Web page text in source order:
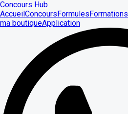
Concours Hub
AccueilConcoursFormulesFormations
ma boutiqueApplication